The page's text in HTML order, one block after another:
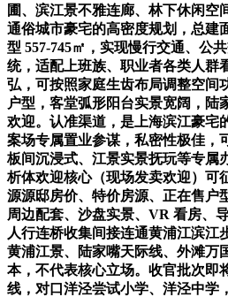
圃、滨江景不雅连廊、林下休闲空
通俗城市豪宅的高密度规划，总建
型 557-745㎡，实现慢行交通、公
统，适配上班族、职业者各类人群
弘，可按照家庭生齿布局调整空间
户型，客堂弧形阳台实景宽阔，陆
欢迎。认准渠道，是上海滨江豪宅
案场专属置业参谋，私密性极佳，
板间沉浸式、江景实景抚玩等专属
析体欢迎核心（现场发卖欢迎）可
源源邸房价、特价房源、正在售户
周边配套、沙盘实景、VR 看房、
人行连桥收集间接连通黄浦江滨江
黄浦江景、陆家嘴天际线、外滩万
本，不代表核心立场。收官批次即
线，对口洋泾尝试小学、洋泾中学